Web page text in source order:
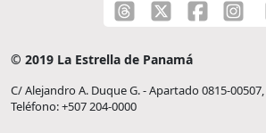
© 2019 La Estrella de Panamá
C/ Alejandro A. Duque G. - Apartado 0815-
Teléfono: +507 204-0000